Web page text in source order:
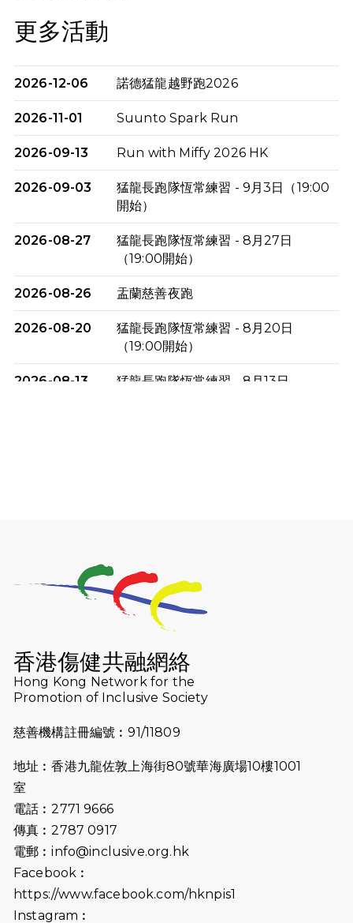
更多活動
2026-12-06 諾德猛龍越野跑2026
2026-11-01 Suunto Spark Run
2026-09-13 Run with Miffy 2026 HK
2026-09-03
猛龍長跑隊恆常練習 - 9月3日（19:00
開始）
2026-08-27
猛龍長跑隊恆常練習 - 8月27日
（19:00開始）
2026-08-26 盂蘭慈善夜跑
2026-08-20
猛龍長跑隊恆常練習 - 8月20日
（19:00開始）
2026-08-13
猛龍長跑隊恆常練習 - 8月13日
2026-07-23
猛龍長跑隊恆常練習 - 7月23日
（19:00開始）
猛龍長跑隊恆常練習 - 7月16日
2026-07-10
【猛龍戈壁118公里分享暨香港傷健共
融網絡15周年晚宴】
2026-07-09
猛龍長跑隊恆常練習 - 7月9日（19:00
2026-07-02
2026-06-25
（19:00開始）
2026-06-18
猛龍長跑隊恆常練習 - 6月18日
香港傷健共融網絡
Hong Kong Network for the
Promotion of Inclusive Society
慈善機構註冊編號︰91/11809
地址︰香港九龍佐敦上海街80號華海廣場10樓1001
室
電話︰2771 9666
傳真︰2787 0917
電郵︰info@inclusive.org.hk
Facebook︰
https://www.facebook.com/hknpis1
Instagram︰